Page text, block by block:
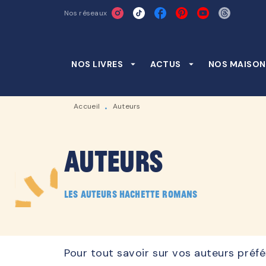
RECHERCHE CONTENU
Nos réseaux
NOS LIVRES arrow_drop_down ACTUS arrow_drop_down NOS
Accueil • Auteurs
Auteurs
Les auteurs Hachette Romans
Pour tout savoir sur vos auteurs